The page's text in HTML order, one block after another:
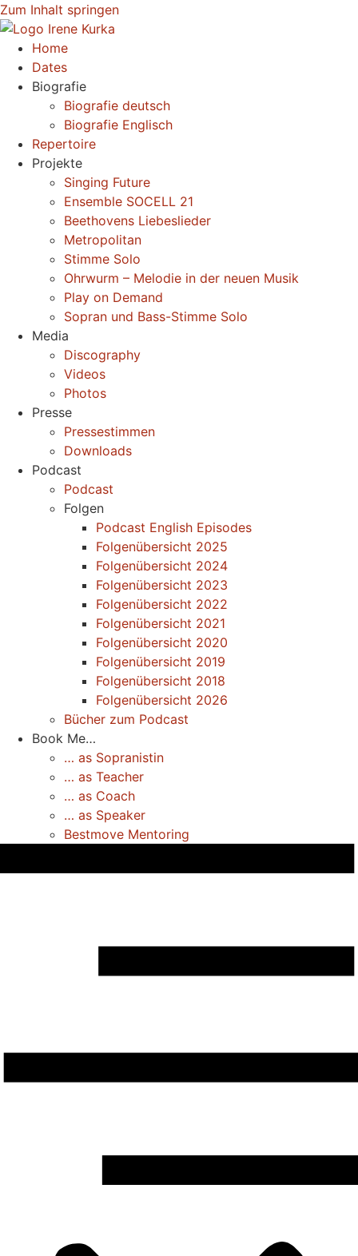
Zum Inhalt springen
Home
Dates
Biografie
Biografie deutsch
Biografie Englisch
Repertoire
Projekte
Singing Future
Ensemble SOCELL 21
Beethovens Liebeslieder
Metropolitan
Stimme Solo
Ohrwurm – Melodie in der neuen Musik
Play on Demand
Sopran und Bass-Stimme Solo
Media
Discography
Videos
Photos
Presse
Pressestimmen
Downloads
Podcast
Podcast
Folgen
Podcast English Episodes
Folgenübersicht 2025
Folgenübersicht 2024
Folgenübersicht 2023
Folgenübersicht 2022
Folgenübersicht 2021
Folgenübersicht 2020
Folgenübersicht 2019
Folgenübersicht 2018
Folgenübersicht 2026
Bücher zum Podcast
Book Me…
… as Sopranistin
… as Teacher
… as Coach
… as Speaker
Bestmove Mentoring